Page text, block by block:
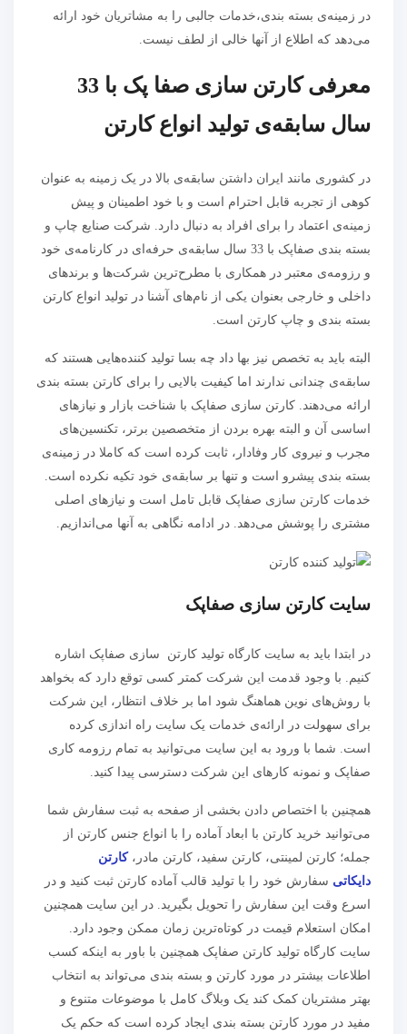
در زمینه‌ی بسته بندی،خدمات جالبی را به مشاتریان خود ارائه
می‌دهد که اطلاع از آنها خالی از لطف نیست.
معرفی کارتن سازی صفا پک با 33
سال سابقه‌ی تولید انواع کارتن
در کشوری مانند ایران داشتن سابقه‌ی بالا در یک زمینه به عنوان
کوهی از تجربه قابل احترام است و با خود اطمینان و پیش
زمینه‌ی اعتماد را برای افراد به دنبال دارد. شرکت صنایع چاپ و
بسته بندی صفاپک با 33 سال سابقه‌ی حرفه‌ای در کارنامه‌ی خود
و رزومه‌ی معتبر در همکاری با مطرح‌ترین شرکت‌ها و برند‌های
داخلی و خارجی بعنوان یکی از نام‌های آشنا در تولید انواع کارتن
بسته بندی و چاپ کارتن است.
البته باید به تخصص نیز بها داد چه بسا تولید کننده‌هایی هستند که
سابقه‌ی چندانی ندارند اما کیفیت بالایی را برای کارتن بسته بندی
ارائه می‌دهند. کارتن سازی صفاپک با شناخت بازار و نیاز‌های
اساسی آن و البته بهره بردن از متخصصین برتر، تکنسین‌های
مجرب و نیروی کار وفادار، ثابت کرده است که کاملا در زمینه‌ی
بسته بندی پیشرو است و تنها بر سابقه‌ی خود تکیه نکرده است.
خدمات کارتن سازی صفاپک قابل تامل است و نیاز‌های اصلی
مشتری را پوشش می‌دهد. در ادامه نگاهی به آنها می‌اندازیم.
سایت کارتن سازی صفاپک
در ابتدا باید به سایت کارگاه تولید کارتن سازی صفاپک اشاره
‌کنیم. با وجود قدمت این شرکت کمتر کسی توقع دارد که بخواهد
با روش‌های نوین هماهنگ شود اما بر خلاف انتظار، این شرکت
برای سهولت در ارائه‌ی خدمات یک سایت راه اندازی کرده
است. شما با ورود به این سایت می‌توانید به تمام رزومه کاری
صفاپک و نمونه کار‌های این شرکت دسترسی پیدا کنید.
همچنین با اختصاص دادن بخشی از صفحه به ثبت سفارش شما
می‌توانید خرید کارتن با ابعاد آماده را با انواع جنس کارتن از
جمله؛ کارتن لمینتی، کارتن سفید، کارتن مادر،کارتن
دایکاتی سفارش خود را با تولید قالب آماده کارتن ثبت کنید و در
اسرع وقت این سفارش را تحویل بگیرید. در این سایت همچنین
امکان استعلام قیمت در کوتاه‌ترین زمان ممکن وجود دارد.
سایت کارگاه تولید کارتن صفاپک همچنین با باور به اینکه کسب
اطلاعات بیشتر در مورد کارتن و بسته بندی می‌تواند به انتخاب
بهتر مشتریان کمک کند یک وبلاگ کامل با موضوعات متنوع و
مفید در مورد کارتن بسته بندی ایجاد کرده است که حکم یک